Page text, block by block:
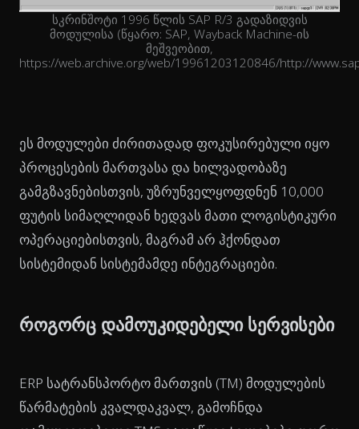
სკრინშოტი 1996 წლის SAP R/3 გადაზიდვის
მოდულისა (წყარო: SAP, Wayback Machine-ის
მეშვეობით,
https://web.archive.org/web/19961203120846/http://
ეს მოდულები ძირითადად ფოკუსირებული იყო
პროცესების მართვასა და ხილვადობაზე
გამგზავნებისთვის, უზრუნველყოფდნენ 10,000
ფუტის სიმაღლიდან ხედვას მათი ლოგისტიკური
ოპერაციებისთვის, მაგრამ არ ჰქონდათ
სისტემიდან სისტემამდე ინტეგრაციები.
როგორც დამოუკიდებელი სერვისები
ERP სატრანსპორტო მართვის (TM) მოდულების
წარმატების კვალდაკვალ, გამოჩნდა